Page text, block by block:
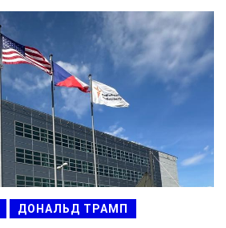
ДОНАЛЬД ТРАМП